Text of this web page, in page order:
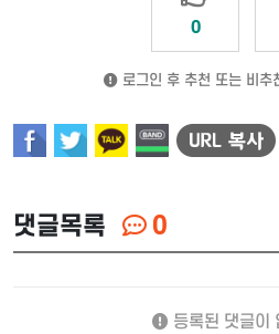
0
로그인 후 추천 또는 비추
댓글목록 0
등록된 댓글이